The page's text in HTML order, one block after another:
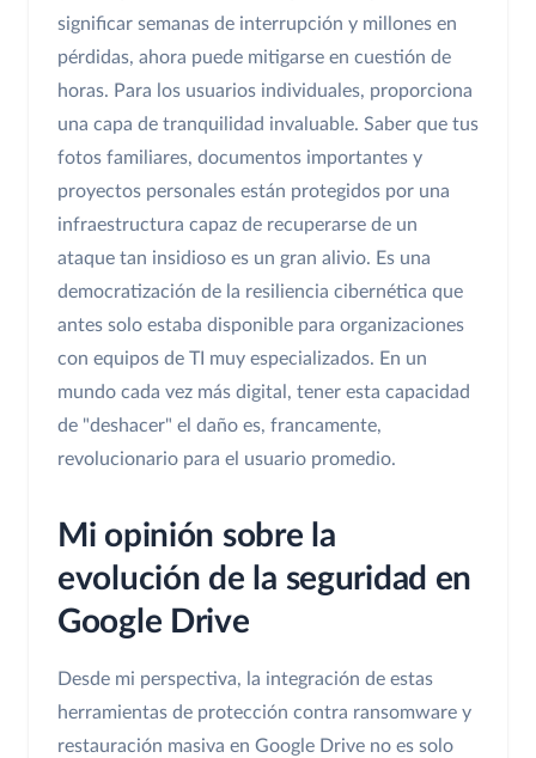
significar semanas de interrupción y millones en
pérdidas, ahora puede mitigarse en cuestión de
horas. Para los usuarios individuales, proporciona
una capa de tranquilidad invaluable. Saber que tus
fotos familiares, documentos importantes y
proyectos personales están protegidos por una
infraestructura capaz de recuperarse de un
ataque tan insidioso es un gran alivio. Es una
democratización de la resiliencia cibernética que
antes solo estaba disponible para organizaciones
con equipos de TI muy especializados. En un
mundo cada vez más digital, tener esta capacidad
de "deshacer" el daño es, francamente,
revolucionario para el usuario promedio.
Mi opinión sobre la
evolución de la seguridad en
Google Drive
Desde mi perspectiva, la integración de estas
herramientas de protección contra ransomware y
restauración masiva en Google Drive no es solo